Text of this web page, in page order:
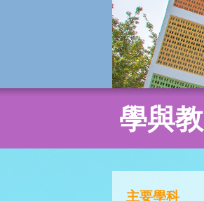
學與教
主要學科